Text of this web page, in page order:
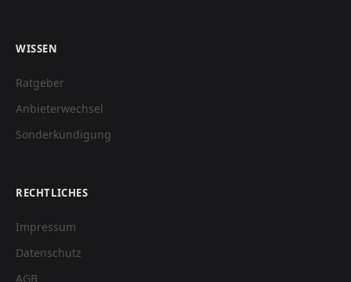
WISSEN
Ratgeber
Anbieterwechsel
Sonderkündigung
RECHTLICHES
Impressum
Datenschutz
AGB